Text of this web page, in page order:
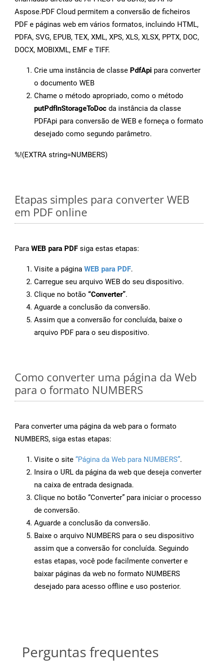
Aspose.PDF Cloud permitem a conversão de ficheiros
PDF e páginas web em vários formatos, incluindo HTML,
PDFA, SVG, EPUB, TEX, XML, XPS, XLS, XLSX, PPTX, DOC,
DOCX, MOBIXML, EMF e TIFF.
Crie uma instância de classe PdfApi para converter
o documento WEB
Chame o método apropriado, como o método
putPdfInStorageToDoc da instância da classe
PDFApi para conversão de WEB e forneça o formato
desejado como segundo parâmetro.
%!(EXTRA string=NUMBERS)
Etapas simples para converter WEB
em PDF online
Para WEB para PDF siga estas etapas:
Visite a página WEB para PDF.
Carregue seu arquivo WEB do seu dispositivo.
Clique no botão “Converter”.
Aguarde a conclusão da conversão.
Assim que a conversão for concluída, baixe o
arquivo PDF para o seu dispositivo.
Como converter uma página da Web
para o formato NUMBERS
Para converter uma página da web para o formato
NUMBERS, siga estas etapas:
Visite o site “Página da Web para NUMBERS”.
Insira o URL da página da web que deseja converter
na caixa de entrada designada.
Clique no botão “Converter” para iniciar o processo
de conversão.
Aguarde a conclusão da conversão.
Baixe o arquivo NUMBERS para o seu dispositivo
assim que a conversão for concluída. Seguindo
estas etapas, você pode facilmente converter e
baixar páginas da web no formato NUMBERS
desejado para acesso offline e uso posterior.
Perguntas frequentes